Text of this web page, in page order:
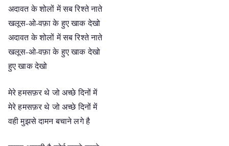
अदावत के शोलों में सब रिश्ते नाते
खलूस-ओ-वफ़ा के हुए खाक देखो
अदावत के शोलों में सब रिश्ते नाते
खलूस-ओ-वफ़ा के हुए खाक देखो
हुए खाक देखो
मेरे हमसफ़र थे जो अच्छे दिनों में
मेरे हमसफ़र थे जो अच्छे दिनों में
वही मुझसे दामन बचाने लगे है